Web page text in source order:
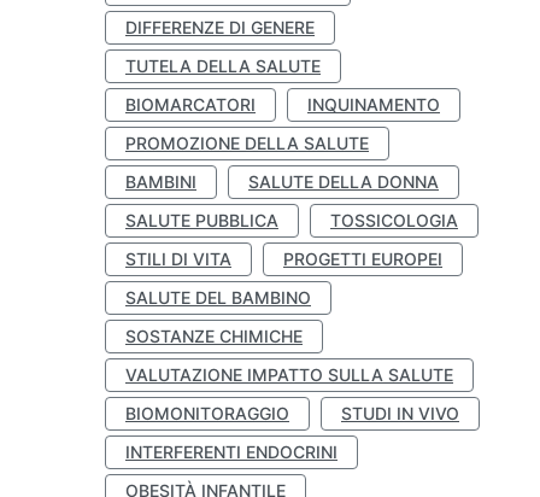
DIFFERENZE DI GENERE
TUTELA DELLA SALUTE
BIOMARCATORI
INQUINAMENTO
PROMOZIONE DELLA SALUTE
BAMBINI
SALUTE DELLA DONNA
SALUTE PUBBLICA
TOSSICOLOGIA
STILI DI VITA
PROGETTI EUROPEI
SALUTE DEL BAMBINO
SOSTANZE CHIMICHE
VALUTAZIONE IMPATTO SULLA SALUTE
BIOMONITORAGGIO
STUDI IN VIVO
INTERFERENTI ENDOCRINI
OBESITÀ INFANTILE